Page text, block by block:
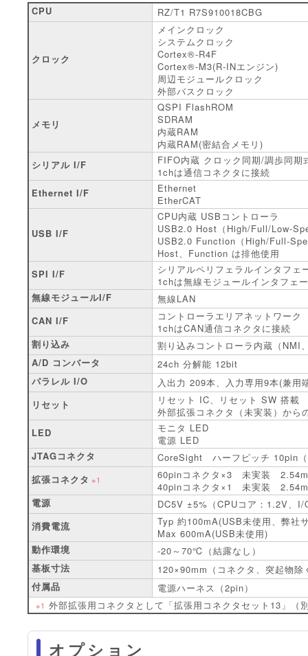
CPU RZ/T1 R7S910018CBG
クロック
メインクロック
システムクロック
Cortex®-R4F
Cortex®-M3(R-INエンジン)
周辺モジュールクロック
外部バスクロック
メモリ
QSPI FlashROM
SDRAM
内蔵RAM
内蔵RAM(密結合メモリ)
シリアル I/F
FIFO内蔵 クロック同期/調歩同期
1chは通信コネクタに接続
Ethernet I/F
Ethernet
EtherCAT
USB I/F
CPU内蔵 USBコントローラ
USB2.0 Host（High/Full/Low-
USB2.0 Function（High/Full-
Host、Function は排他使用
SPI I/F
シリアルペリフェラルインタフェ
1chは無線モジュールインタフェ
無線モジュールI/F
無線LAN
CAN I/F
コントローラエリアネットワーク
1chはCAN通信コネクタに接続
割り込み
割り込みコントローラ内蔵（
A/D コンバータ
24ch 分解能 12bit
パラレル I/O
入出力 209本、入力専用9本(兼用
リセット
リセット IC、リセット SW 搭載
外部拡張コネクタ（未実装）から
LED
モニタ LED
電源 LED
JTAGコネクタ
CoreSight ハーフピッチ 10pin
拡張コネクタ ※1
60pinコネクタ×3 未実装
40pinコネクタ×1 未実装
電源
DC5V ±5%（CPUコア：1.2V、I/
消費電流
Typ 約100mA(USB未使用、弊社
Max 600mA(USB未使用)
動作環境
-20～70℃（結露なし）
基板寸法
120×90mm（コネクタ、突起物除
付属品
電源ハーネス（2pin）
※1 外部拡張用コネクタとして「拡張用コネクタセット13」（
オプション